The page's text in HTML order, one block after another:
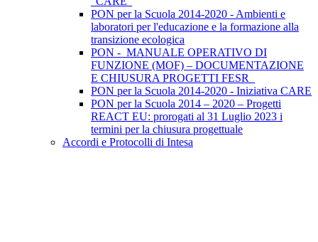
PON per la Scuola 2014-2020 - Ambienti e
laboratori per l'educazione e la formazione alla
transizione ecologica
PON - MANUALE OPERATIVO DI
FUNZIONE (MOF) – DOCUMENTAZIONE
E CHIUSURA PROGETTI FESR
PON per la Scuola 2014-2020 - Iniziativa CARE
PON per la Scuola 2014 – 2020 – Progetti
REACT EU: prorogati al 31 Luglio 2023 i
termini per la chiusura progettuale
Accordi e Protocolli di Intesa